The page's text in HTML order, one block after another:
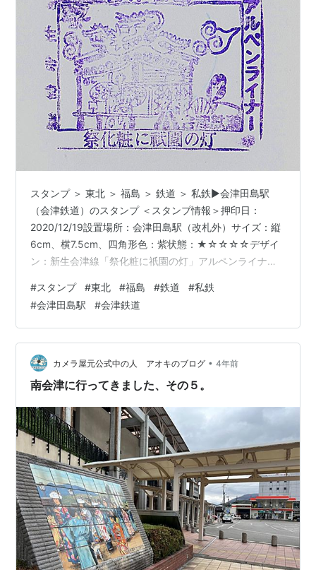
スタンプ ＞ 東北 ＞ 福島 ＞ 鉄道 ＞ 私鉄▶会津田島駅
（会津鉄道）のスタンプ ＜スタンプ情報＞押印日：
2020/12/19設置場所：会津田島駅（改札外）サイズ：縦
6cm、横7.5cm、四角形色：紫状態：★☆☆☆☆デザイ
ン：新生会津線「祭化粧に祇園の灯」アルペンライナー
#スタンプ #東北 #福島 #鉄道 #私鉄
#会津田島駅 #会津鉄道
カメラ屋元公式中の人 アオキのブログ • 4年前
南会津に行ってきました、その５。